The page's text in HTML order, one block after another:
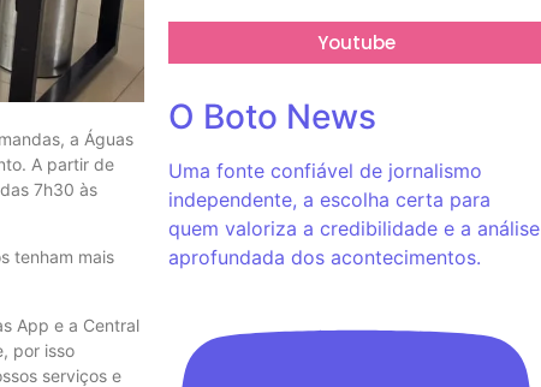
a Águas
A partir de
7h30 às
tenham mais
App e a Central
por isso
serviços e
Youtube
O Boto News
Uma fonte confiável de jornalismo
independente, a escolha certa para
quem valoriza a credibilidade e a análise
aprofundada dos acontecimentos.